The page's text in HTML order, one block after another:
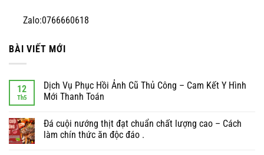
Zalo:0766660618
BÀI VIẾT MỚI
12
Th5
Dịch Vụ Phục Hồi Ảnh Cũ Thủ Công – Cam Kết Y Hình
Mới Thanh Toán
Đá cuội nướng thịt đạt chuẩn chất lượng cao – Cách
làm chín thức ăn độc đáo .